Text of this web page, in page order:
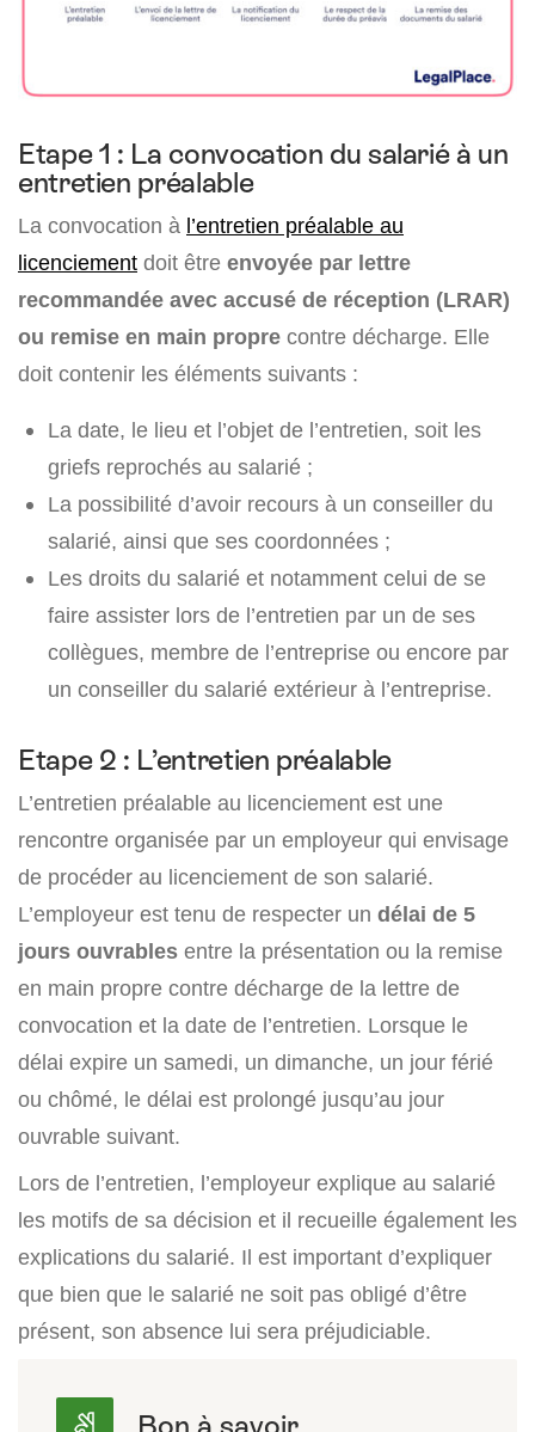
Etape 1 : La convocation du salarié à un
entretien préalable
La convocation à l’entretien préalable au
licenciement doit être envoyée par lettre
recommandée avec accusé de réception (LRAR)
ou remise en main propre contre décharge. Elle
doit contenir les éléments suivants :
La date, le lieu et l’objet de l’entretien, soit les
griefs reprochés au salarié ;
La possibilité d’avoir recours à un conseiller du
salarié, ainsi que ses coordonnées ;
Les droits du salarié et notamment celui de se
faire assister lors de l’entretien par un de ses
collègues, membre de l’entreprise ou encore par
un conseiller du salarié extérieur à l’entreprise.
Etape 2 : L’entretien préalable
L’entretien préalable au licenciement est une
rencontre organisée par un employeur qui envisage
de procéder au licenciement de son salarié.
L’employeur est tenu de respecter un délai de 5
jours ouvrables entre la présentation ou la remise
en main propre contre décharge de la lettre de
convocation et la date de l’entretien. Lorsque le
délai expire un samedi, un dimanche, un jour férié
ou chômé, le délai est prolongé jusqu’au jour
ouvrable suivant.
Lors de l’entretien, l’employeur explique au salarié
les motifs de sa décision et il recueille également les
explications du salarié. Il est important d’expliquer
que bien que le salarié ne soit pas obligé d’être
présent, son absence lui sera préjudiciable.